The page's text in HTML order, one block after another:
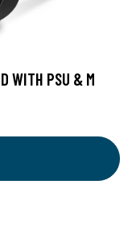
WITH PSU & M